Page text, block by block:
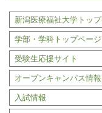
新潟医療福祉大学トッ
学部・学科トップページ
受験生応援サイト
オープンキャンパス情報
入試情報